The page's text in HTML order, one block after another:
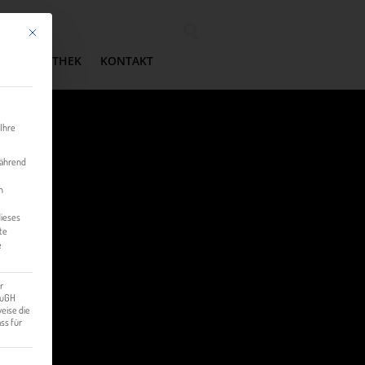
MEDIATHEK KONTAKT
Mit diesem Button wird der Dialog geschlossen. Seine Funktionalität ist identisch mit der
die
für